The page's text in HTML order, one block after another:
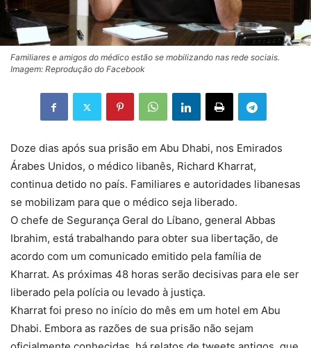
Familiares e amigos do médico estão se mobilizando nas rede sociais.
Imagem: Reprodução do Facebook
Doze dias após sua prisão em Abu Dhabi, nos Emirados
Árabes Unidos, o médico libanês, Richard Kharrat,
continua detido no país. Familiares e autoridades libanesas
se mobilizam para que o médico seja liberado.
O chefe de Segurança Geral do Líbano, general Abbas
Ibrahim, está trabalhando para obter sua libertação, de
acordo com um comunicado emitido pela família de
Kharrat. As próximas 48 horas serão decisivas para ele ser
liberado pela polícia ou levado à justiça.
Kharrat foi preso no início do mês em um hotel em Abu
Dhabi. Embora as razões de sua prisão não sejam